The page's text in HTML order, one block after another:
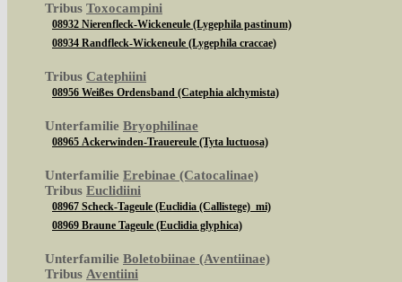
Tribus Toxocampini
08932 Nierenfleck-Wickeneule (Lygephila pastinum)
08934 Randfleck-Wickeneule (Lygephila craccae)
Tribus Catephiini
08956 Weißes Ordensband (Catephia alchymista)
Unterfamilie Bryophilinae
08965 Ackerwinden-Trauereule (Tyta luctuosa)
Unterfamilie Erebinae (Catocalinae)
Tribus Euclidiini
08967 Scheck-Tageule (Euclidia (Callistege) mi)
08969 Braune Tageule (Euclidia glyphica)
Unterfamilie Boletobiinae (Aventiinae)
Tribus Aventiini